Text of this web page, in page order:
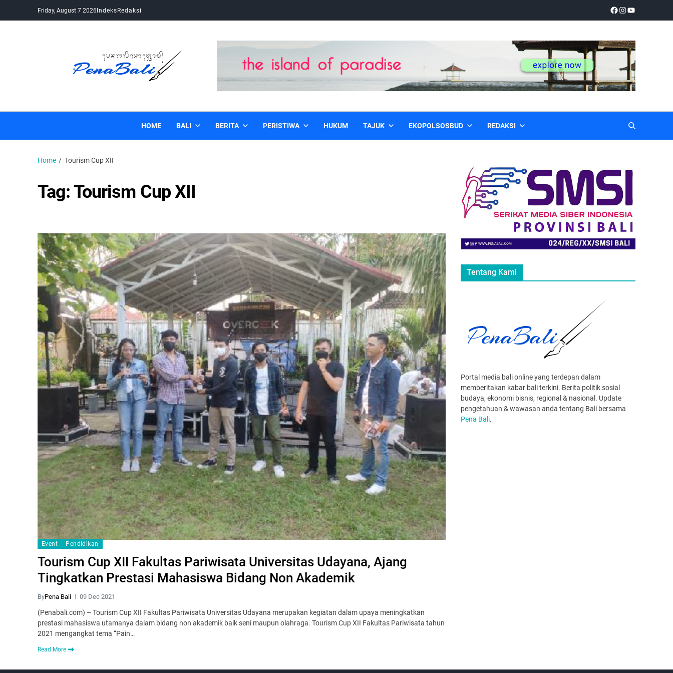
Friday, August 7 2026IndeksRedaksi
HOME BALI BERITA PERISTIWA HUKUM TAJUK EKOPOLSOSBUD REDAKSI
Home Tourism Cup XII
Tag:Tourism Cup XII
Event Pendidikan
Tourism Cup XII Fakultas Pariwisata Universitas Udayana, Ajang
Tingkatkan Prestasi Mahasiswa Bidang Non Akademik
ByPena Bali 09 Dec 2021
(Penabali.com) – Tourism Cup XII Fakultas Pariwisata Universitas Udayana merupakan kegiatan dalam upaya meningkatkan
prestasi mahasiswa utamanya dalam bidang non akademik baik seni maupun olahraga. Tourism Cup XII Fakultas Pariwisata tahun
2021 mengangkat tema “Pain…
Read More
Tentang Kami
Portal media bali online yang terdepan dalam
memberitakan kabar bali terkini. Berita politik sosial
budaya, ekonomi bisnis, regional & nasional. Update
pengetahuan & wawasan anda tentang Bali bersama
Pena Bali.